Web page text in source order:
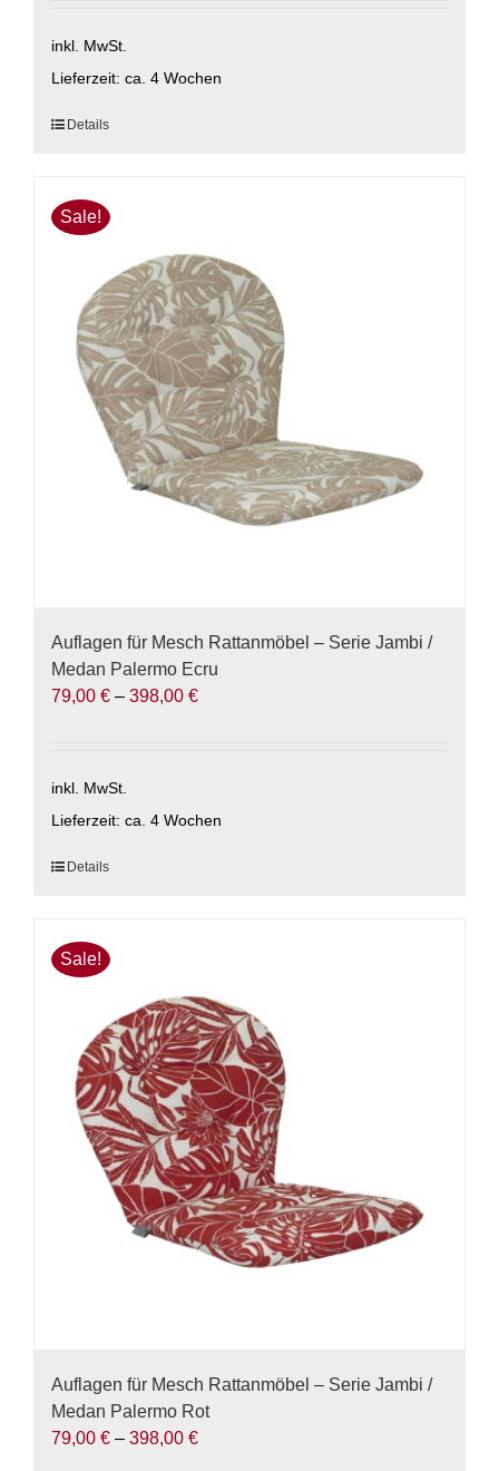
inkl. MwSt.
Lieferzeit: ca. 4 Wochen
Dieses
mehrere
Varianten
Optionen
können
Produktseite
gewählt
Details
Sale!
Auflagen für Mesch Rattanmöbel – Serie Jambi /
Medan Palermo Ecru
79,00 € – 398,00 €
inkl. MwSt.
Lieferzeit: ca. 4 Wochen
Dieses
mehrere
Varianten
Optionen
können
Produktseite
gewählt
Details
Sale!
Auflagen für Mesch Rattanmöbel – Serie Jambi /
Medan Palermo Rot
79,00 € – 398,00 €